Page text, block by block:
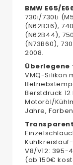
BMW E65/
730i/730Li
(N62B36),
(N62B44),
(N73B60),
2008.
VMQ-Silikon
Berstdruck
Motoröl/
Jahre,
V8/V12: 395-
(ab 150€